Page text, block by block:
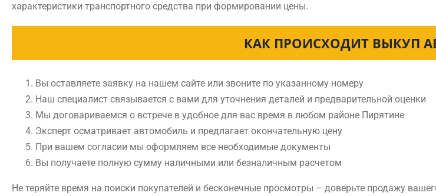
характеристики транспортного средства при формировании цены.
КАК ПРОИСХОДИТ ВЫКУП
Вы оставляете заявку на нашем сайте или звоните по указанному номеру
Наш специалист связывается с вами для уточнения деталей и предварительной оценки
Мы договариваемся о встрече в удобное для вас время в любом районе Пирятине
Эксперт осматривает автомобиль и предлагает окончательную цену
При вашем согласии мы оформляем все необходимые документы
Вы получаете полную сумму наличными или безналичным расчетом
Не теряйте время на поиски покупателей и бесконечные просмотры – доверьте продажу